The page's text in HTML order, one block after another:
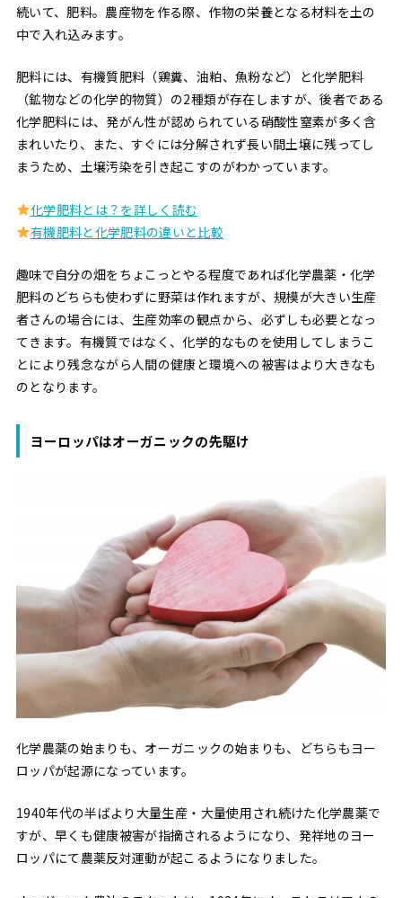
続いて、肥料。農産物を作る際、作物の栄養となる材料を土の
中で入れ込みます。
肥料には、有機質肥料（鶏糞、油粕、魚粉など）と化学肥料
（鉱物などの化学的物質）の2種類が存在しますが、後者である
化学肥料には、発がん性が認められている硝酸性窒素が多く含
まれいたり、また、すぐには分解されず長い間土壌に残ってし
まうため、土壌汚染を引き起こすのがわかっています。
化学肥料とは？を詳しく読む
有機肥料と化学肥料の違いと比較
趣味で自分の畑をちょこっとやる程度であれば化学農薬・化学
肥料のどちらも使わずに野菜は作れますが、規模が大きい生産
者さんの場合には、生産効率の観点から、必ずしも必要となっ
てきます。有機質ではなく、化学的なものを使用してしまうこ
とにより残念ながら人間の健康と環境への被害はより大きなも
のとなります。
ヨーロッパはオーガニックの先駆け
化学農薬の始まりも、オーガニックの始まりも、どちらもヨー
ロッパが起源になっています。
1940年代の半ばより大量生産・大量使用され続けた化学農薬で
すが、早くも健康被害が指摘されるようになり、発祥地のヨー
ロッパにて農薬反対運動が起こるようになりました。